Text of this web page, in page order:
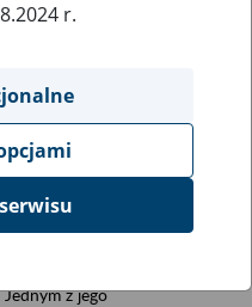
eZUS
Jednym z jego
r.